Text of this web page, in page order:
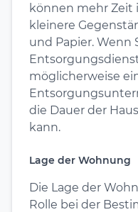
können mehr Zeit
kleinere
und Papier. Wenn
möglicherweise
die Dauer der
kann.
Lage der Wohnung
Die Lage der
Rolle bei der